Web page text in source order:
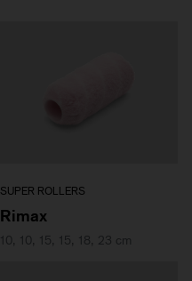
SUPER ROLLERS
Rimax
10, 10, 15, 15, 18, 23 cm